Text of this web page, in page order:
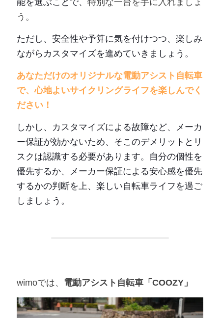
能を選ぶことで、 特別な一台を手に入れましょ
う。
ただし、安全性や予算に気を付けつつ、楽しみ
ながらカスタマイズを進めていきましょう。
あなただけのオリジナルな電動アシスト自転車
で、心地よいサイクリングライフを楽しんでく
ださい！
しかし、カスタマイズによる故障など、メーカ
ー保証が効かないため、そこのデメリットとリ
スクは認識する必要があります。自分の個性を
優先するか、メーカー保証による安心感を優先
するかの判断を上、楽しい自転車ライフを過ご
しましょう。
wimoでは、 電動アシスト自転車「COOZY」